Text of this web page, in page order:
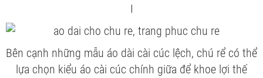
I
Bên cạnh những mẫu áo dài cài cúc lệch, chú rể có thể
lựa chọn kiểu áo cài cúc chính giữa để khoe lợi thế